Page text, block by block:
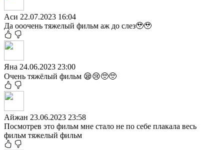
Аси 22.07.2023 16:04
Да ооочень тяжелый фильм аж до слез🥹🥹
Яна 24.06.2023 23:00
Очень тяжёлый фильм 😪😢🥺🥺
Айжан 23.06.2023 23:58
Посмотрев это фильм мне стало не по себе плакала весь
фильм тяжелый фильм